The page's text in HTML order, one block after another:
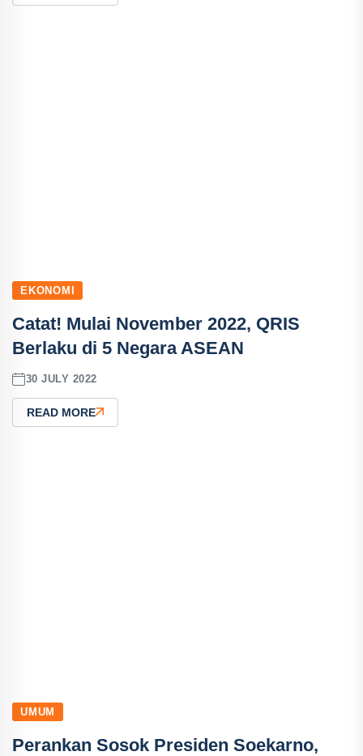
EKONOMI
Catat! Mulai November 2022, QRIS
Berlaku di 5 Negara ASEAN
30 JULY 2022
READ MORE
UMUM
Perankan Sosok Presiden Soekarno,